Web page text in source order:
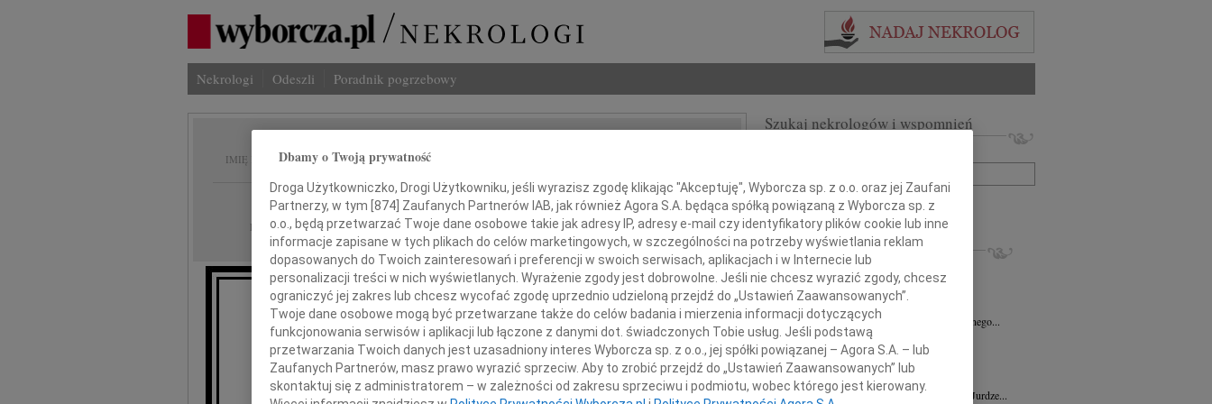
Nekrologi Odeszli Poradnik pogrzebowy
IMIĘ I NAZWISKO: Mariusz Guzenda
REGION: Zielona Góra
DATA EMISJI: 31.12.2015
Z głębokim żalem przyjąłem wiadomość o śmierci
Mariusza Guzendy
Szukaj nekrologów i wspomnień
+ szukanie zaawansowane
INNE NEKROLOGI
29.07.2026Zielona Góra
Elżbiecie Nowak Członkowi Zarządu...
23.04.2026Zielona Góra
Pani Katarzynie Hegenbarth wyrazy serdecznego...
Roman Dybowski 05.03.2026
Odszedł niezmiernie wspaniały i życzliwy...
06.02.2026
Zielona Góra
Szanownemu Panu Doktorowi Szymonowi Jurdze...
Dbamy o Twoją prywatność
Droga Użytkowniczko, Drogi Użytkowniku, jeśli wyrazisz zgodę klikając "Akceptuję", Wyborcza sp. z o.o. oraz jej Zaufani
Partnerzy, w tym [874] Zaufanych Partnerów IAB, jak również Agora S.A. będąca spółką powiązaną z Wyborcza sp. z
o.o., będą przetwarzać Twoje dane osobowe takie jak adresy IP, adresy e-mail czy identyfikatory plików cookie lub inne
informacje zapisane w tych plikach do celów marketingowych, w szczególności na potrzeby wyświetlania reklam
dopasowanych do Twoich zainteresowań i preferencji w swoich serwisach, aplikacjach i w Internecie lub
personalizacji treści w nich wyświetlanych. Wyrażenie zgody jest dobrowolne. Jeśli nie chcesz wyrazić zgody, chcesz
ograniczyć jej zakres lub chcesz wycofać zgodę uprzednio udzieloną przejdź do „Ustawień Zaawansowanych”.
Twoje dane osobowe mogą być przetwarzane także do celów badania i mierzenia informacji dotyczących
funkcjonowania serwisów i aplikacji lub łączone z danymi dot. świadczonych Tobie usług. Jeśli podstawą
przetwarzania Twoich danych jest uzasadniony interes Wyborcza sp. z o.o., jej spółki powiązanej – Agora S.A. – lub
Zaufanych Partnerów, masz prawo wyrazić sprzeciw. Aby to zrobić przejdź do „Ustawień Zaawansowanych” lub
skontaktuj się z administratorem – w zależności od zakresu sprzeciwu i podmiotu, wobec którego jest kierowany.